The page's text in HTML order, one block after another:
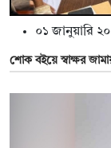
০১ জানুয়ারি
শোক বইয়ে স্বাক্ষর